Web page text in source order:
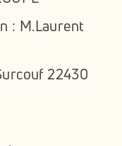
: M.Laurent
22430